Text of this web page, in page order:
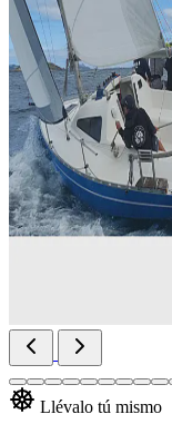
Llévalo tú mismo